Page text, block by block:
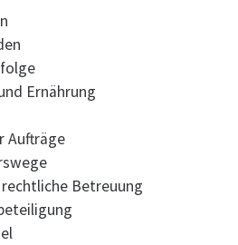
Ernährung
Aufträge
Betreuung